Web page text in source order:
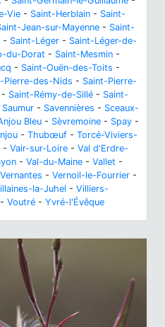
Vie - Saint-Herblain - Saint-
Jean-sur-Mayenne - Saint-
- Saint-Léger - Saint-Léger-de-
du-Dorat - Saint-Mesmin -
- Saint-Ouën-des-Toits -
Pierre-des-Nids - Saint-Pierre-
- Saint-Rémy-de-Sillé - Saint-
Saumur - Savennières - Sceaux-
Bleu - Sèvremoine - Spay -
- Thubœuf - Torcé-Viviers-
- Vair-sur-Loire - Val d'Erdre-
- Val-du-Maine - Vallet -
Vernantes - Vernoil-le-Fourrier -
la-Juhel - Villiers-
- Voutré - Yvré-l'Évêque